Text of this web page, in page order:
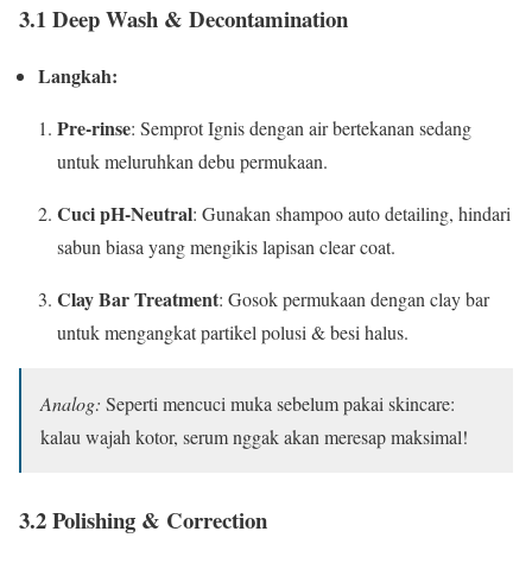
3.1 Deep Wash & Decontamination
Langkah:
Pre-rinse: Semprot Ignis dengan air bertekanan sedang
untuk meluruhkan debu permukaan.
Cuci pH-Neutral: Gunakan shampoo auto detailing, hindari
sabun biasa yang mengikis lapisan clear coat.
Clay Bar Treatment: Gosok permukaan dengan clay bar
untuk mengangkat partikel polusi & besi halus.
Analog: Seperti mencuci muka sebelum pakai skincare:
kalau wajah kotor, serum nggak akan meresap maksimal!
3.2 Polishing & Correction